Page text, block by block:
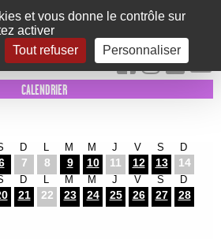
cookies
et vous donne le contrôle sur
activer
Tout refuser Personnaliser
THÉÂTRE KIDS EXPOS EVENTS
CALENDRIER
D
7 8
M
9
M
10
J
11
V
12
S
13
D
14
D
21 22
M
23
M
24
J
25
V
26
S
27
D
28